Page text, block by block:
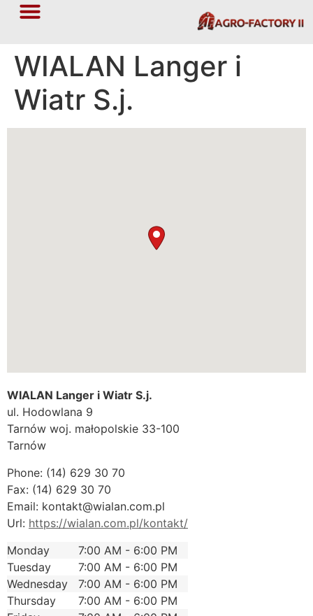
WIALAN Langer i
Wiatr S.j.
WIALAN Langer i Wiatr S.j.
ul. Hodowlana 9
Tarnów woj. małopolskie 33-100
Tarnów
Phone: (14) 629 30 70
Fax: (14) 629 30 70
Email: kontakt@wialan.com.pl
Url: https://wialan.com.pl/kontakt/
Monday
7:00 AM - 6:00 PM
Tuesday
7:00 AM - 6:00 PM
Wednesday
7:00 AM - 6:00 PM
Thursday
7:00 AM - 6:00 PM